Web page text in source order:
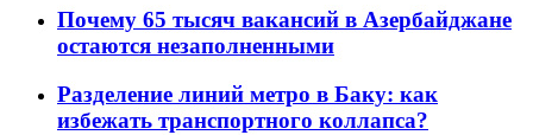
Почему 65 тысяч вакансий в Азербайджане
остаются незаполненными
Разделение линий метро в Баку: как
избежать транспортного коллапса?